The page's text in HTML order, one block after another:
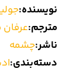
نویسنده:
مترجم:
ناشر:چشمه
دسته‌بندی: